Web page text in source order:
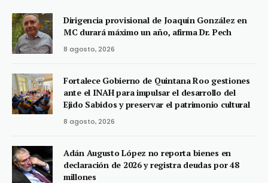
Dirigencia provisional de Joaquín González en
MC durará máximo un año, afirma Dr. Pech
8 agosto, 2026
Fortalece Gobierno de Quintana Roo gestiones
ante el INAH para impulsar el desarrollo del
Ejido Sabidos y preservar el patrimonio cultural
8 agosto, 2026
Adán Augusto López no reporta bienes en
declaración de 2026 y registra deudas por 48
millones